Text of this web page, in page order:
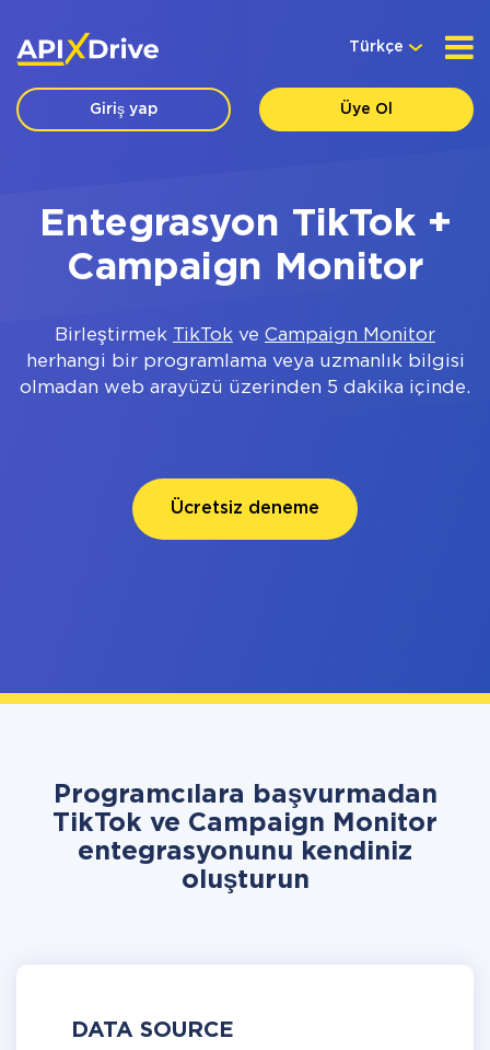
Türkçe
Giriş yap Üye Ol
Entegrasyon TikTok +
Campaign Monitor
Birleştirmek TikTok ve Campaign Monitor
herhangi bir programlama veya uzmanlık bilgisi
olmadan web arayüzü üzerinden 5 dakika içinde.
Ücretsiz deneme
Programcılara başvurmadan
TikTok ve Campaign Monitor
entegrasyonunu kendiniz
oluşturun
DATA SOURCE